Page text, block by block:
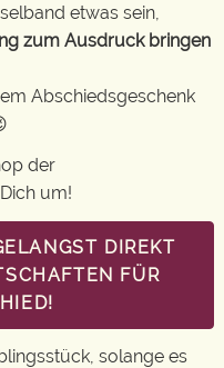
etwas sein,
zum Ausdruck bringen
Abschiedsgeschenk
der
um!
DIREKT
FÜR
solange es